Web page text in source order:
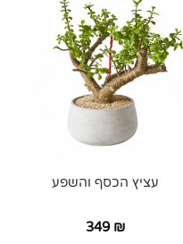
עציץ הכסף והשפע
349 ₪